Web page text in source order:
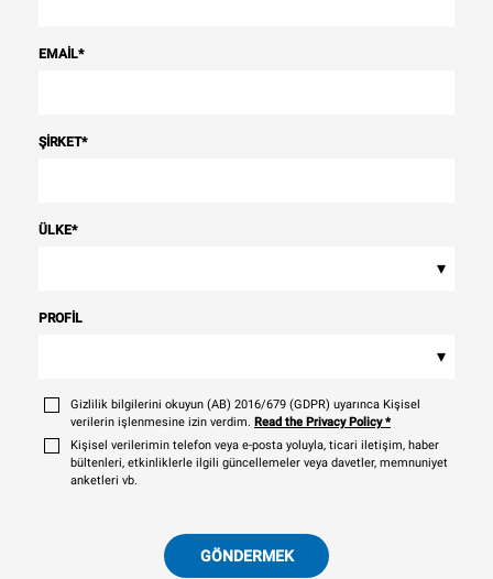
EMAIL*
ŞIRKET*
ÜLKE*
▾
PROFIL
▾
Gizlilik bilgilerini okuyun (AB) 2016/679 (GDPR) uyarınca Kişisel
verilerin işlenmesine izin verdim. Read the Privacy Policy*
Kişisel verilerimin telefon veya e-posta yoluyla, ticari iletişim, haber
bültenleri, etkinliklerle ilgili güncellemeler veya davetler, memnuniyet
anketleri vb.
GÖNDERMEK